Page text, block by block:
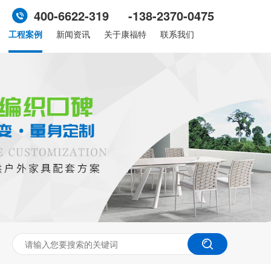
400-6622-319 -138-2370-0475
工程案例 新闻资讯 关于康福特 联系我们